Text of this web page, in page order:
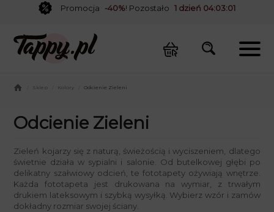
Promocja -40%! Pozostało 1 dzień 04:03:01
Sklep Kolory Odcienie Zieleni
Odcienie Zieleni
Zieleń kojarzy się z naturą, świeżością i wyciszeniem, dlatego
świetnie działa w sypialni i salonie. Od butelkowej głębi po
delikatny szałwiowy odcień, te fototapety ożywiają wnętrze.
Każda fototapeta jest drukowana na wymiar, z trwałym
drukiem lateksowym i szybką wysyłką. Wybierz wzór i zamów
dokładny rozmiar swojej ściany.